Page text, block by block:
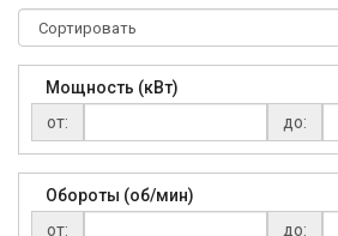
Мощность (кВт)
от:
до:
Обороты (об/мин)
от:
до: